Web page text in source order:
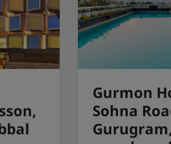
Gurmon
Sohna